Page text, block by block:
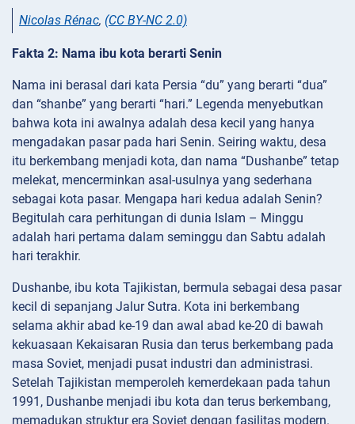
Nicolas Rénac, (CC BY-NC 2.0)
Fakta 2: Nama ibu kota berarti Senin
Nama ini berasal dari kata Persia “du” yang berarti “dua”
dan “shanbe” yang berarti “hari.” Legenda menyebutkan
bahwa kota ini awalnya adalah desa kecil yang hanya
mengadakan pasar pada hari Senin. Seiring waktu, desa
itu berkembang menjadi kota, dan nama “Dushanbe” tetap
melekat, mencerminkan asal-usulnya yang sederhana
sebagai kota pasar. Mengapa hari kedua adalah Senin?
Begitulah cara perhitungan di dunia Islam – Minggu
adalah hari pertama dalam seminggu dan Sabtu adalah
hari terakhir.
Dushanbe, ibu kota Tajikistan, bermula sebagai desa pasar
kecil di sepanjang Jalur Sutra. Kota ini berkembang
selama akhir abad ke-19 dan awal abad ke-20 di bawah
kekuasaan Kekaisaran Rusia dan terus berkembang pada
masa Soviet, menjadi pusat industri dan administrasi.
Setelah Tajikistan memperoleh kemerdekaan pada tahun
1991, Dushanbe menjadi ibu kota dan terus berkembang,
memadukan struktur era Soviet dengan fasilitas modern.